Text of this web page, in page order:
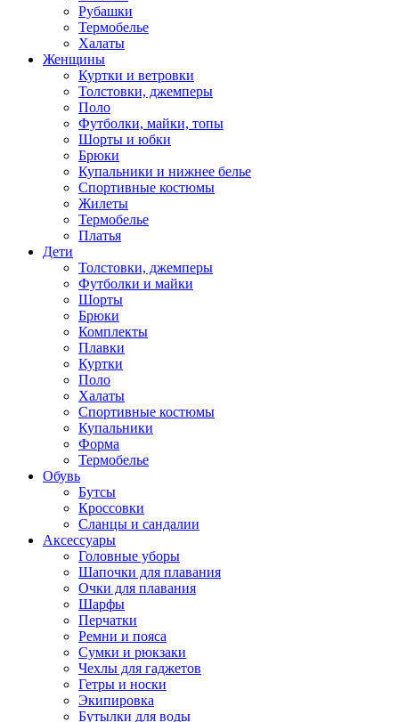
Рубашки
Термобелье
Халаты
Женщины
Куртки и ветровки
Толстовки, джемперы
Поло
Футболки, майки, топы
Шорты и юбки
Брюки
Купальники и нижнее белье
Спортивные костюмы
Жилеты
Термобелье
Платья
Дети
Толстовки, джемперы
Футболки и майки
Шорты
Брюки
Комплекты
Плавки
Куртки
Поло
Халаты
Спортивные костюмы
Купальники
Форма
Термобелье
Обувь
Бутсы
Кроссовки
Сланцы и сандалии
Аксессуары
Головные уборы
Шапочки для плавания
Очки для плавания
Шарфы
Перчатки
Ремни и пояса
Сумки и рюкзаки
Чехлы для гаджетов
Гетры и носки
Экипировка
Бутылки для воды